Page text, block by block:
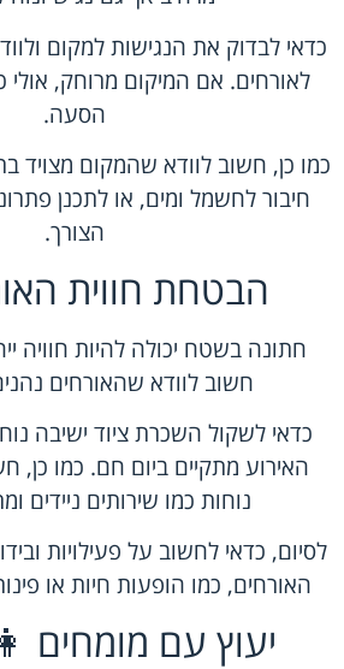
כדאי לבדוק את הנגישות למקום
לאורחים. אם המיקום מרוחק, אולי
הסעה.
כמו כן, חשוב לוודא שהמקום מצויד
חיבור לחשמל ומים, או לתכנן
הצורך.
הבטחת חווית
חתונה בשטח יכולה להיות חוויה
חשוב לוודא שהאורחים
כדאי לשקול השכרת ציוד ישיבה
האירוע מתקיים ביום חם. כמו כן,
נוחות כמו שירותים ניידים
לסיום, כדאי לחשוב על פעילויות
האורחים, כמו הופעות חיות או
יעוץ עם מומחים